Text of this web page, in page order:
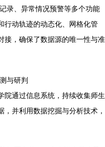
录、异常情况预警等多个功能
行动轨迹的动态化、网格化管
接，确保了数据源的唯一性与准
与研判
院通过信息系统，持续收集师生
并利用数据挖掘与分析技术，